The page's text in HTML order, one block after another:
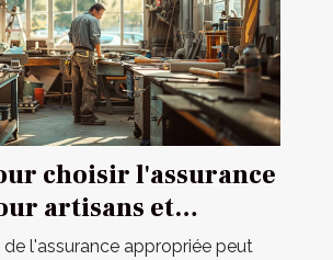
choisir l'assurance
artisans et
indépendants
de l'assurance appropriée peut